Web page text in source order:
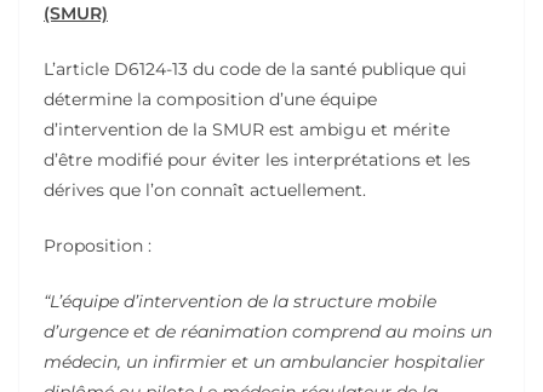
(SMUR)
L’article D6124-13 du code de la santé publique qui
détermine la composition d’une équipe
d’intervention de la SMUR est ambigu et mérite
d’être modifié pour éviter les interprétations et les
dérives que l’on connaît actuellement.
Proposition :
“L’équipe d’intervention de la structure mobile
d’urgence et de réanimation comprend au moins un
médecin, un infirmier et un ambulancier hospitalier